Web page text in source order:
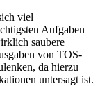
viel
Aufgaben
saubere
von TOS-
da hierzu
untersagt ist.